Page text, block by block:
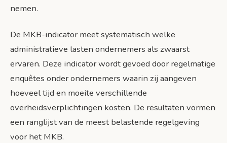
nemen.
De MKB-indicator meet systematisch welke
administratieve lasten ondernemers als zwaarst
ervaren. Deze indicator wordt gevoed door regelmatige
enquêtes onder ondernemers waarin zij aangeven
hoeveel tijd en moeite verschillende
overheidsverplichtingen kosten. De resultaten vormen
een ranglijst van de meest belastende regelgeving
voor het MKB.